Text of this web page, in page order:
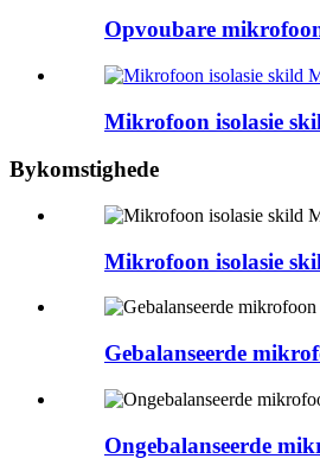
Opvoubare
Mikrofoon isolasie
Bykomstighede
Mikrofoon isolasie
Gebalanseerde
Ongebalanseerde